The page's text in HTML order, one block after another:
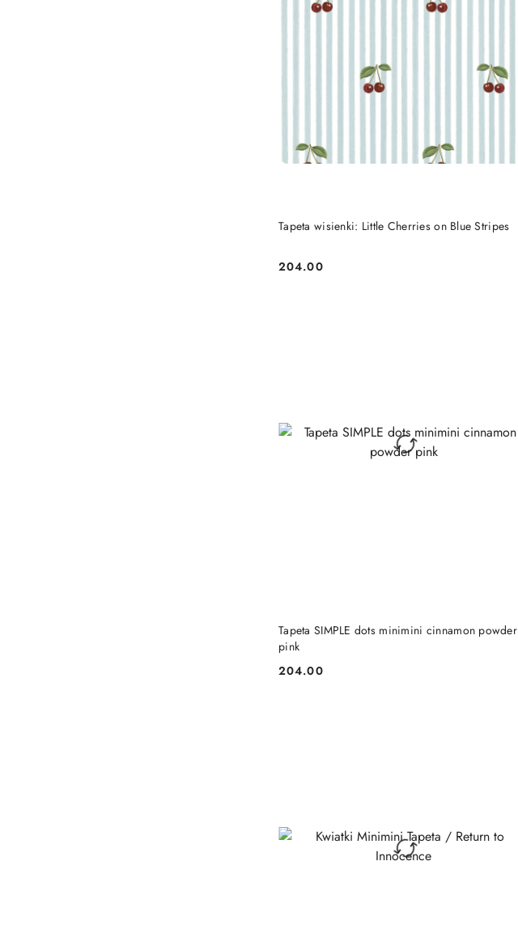
Tapeta wisienki: Little Cherries on Blue Stripes
Cena:
204.00
DO KOSZYKA
Tapeta SIMPLE dots minimini cinnamon powder
pink
Cena:
204.00
DO KOSZYKA